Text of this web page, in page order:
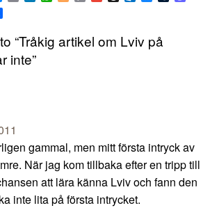
Link
“Tråkig artikel om Lviv på
inte”
gammal, men mitt första intryck av
När jag kom tillbaka efter en tripp till
att lära känna Lviv och fann den
inte lita på första intrycket.